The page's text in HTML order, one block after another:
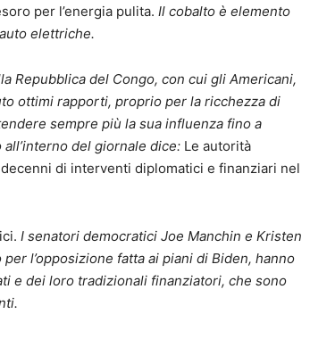
per l’energia pulita. Il cobalto è elemento
elettriche.
Repubblica del Congo, con cui gli Americani,
ottimi rapporti, proprio per la ricchezza di
sempre più la sua influenza fino a
del giornale dice: Le autorità
di interventi diplomatici e finanziari nel
I senatori democratici Joe Manchin e Kristen
l’opposizione fatta ai piani di Biden, hanno
e dei loro tradizionali finanziatori, che sono